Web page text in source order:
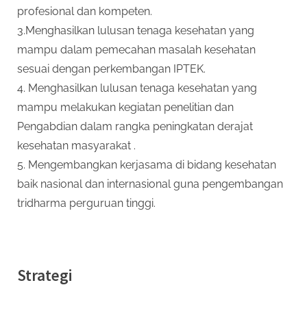
profesional dan kompeten.
3.Menghasilkan lulusan tenaga kesehatan yang
mampu dalam pemecahan masalah kesehatan
sesuai dengan perkembangan IPTEK.
4. Menghasilkan lulusan tenaga kesehatan yang
mampu melakukan kegiatan penelitian dan
Pengabdian dalam rangka peningkatan derajat
kesehatan masyarakat .
5. Mengembangkan kerjasama di bidang kesehatan
baik nasional dan internasional guna pengembangan
tridharma perguruan tinggi.
Strategi